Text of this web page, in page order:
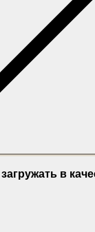
в